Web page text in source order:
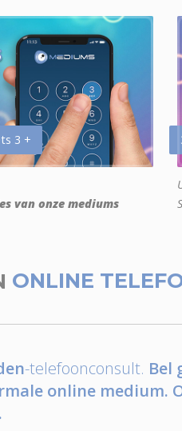
3 +
van onze mediums
ONLINE
-telefoonconsult. Bel
online medium.